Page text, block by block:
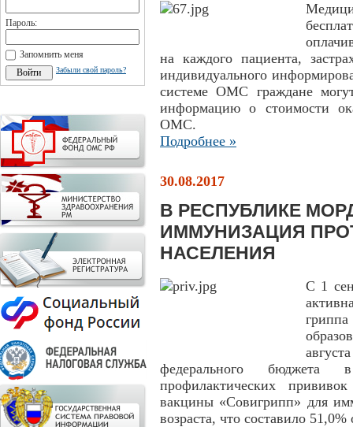
Пароль:
Запомнить меня
Забыли свой пароль?
на каждого пациента,
индивидуального
системе ОМС граждане
информацию о стоимости
ОМС.
Подробнее »
30.08.2017
В РЕСПУБЛИКЕ
ИММУНИЗАЦИЯ
НАСЕЛЕНИЯ
С 1
федерального бюджета
профилактических
вакцины «Совигрипп» для
возраста, что составило 51,0%